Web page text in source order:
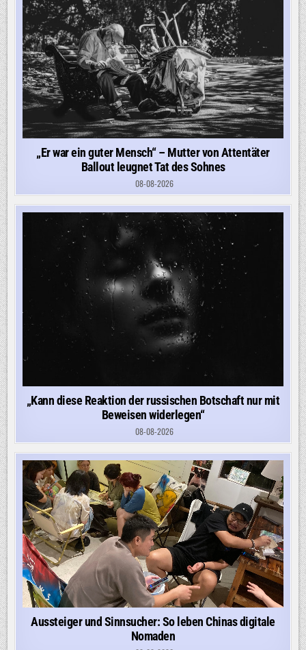
„Er war ein guter Mensch“ – Mutter von Attentäter
Ballout leugnet Tat des Sohnes
08-08-2026
„Kann diese Reaktion der russischen Botschaft nur mit
Beweisen widerlegen“
08-08-2026
Aussteiger und Sinnsucher: So leben Chinas digitale
Nomaden